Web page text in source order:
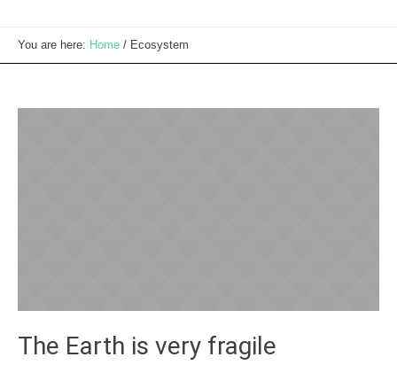
You are here: Home / Ecosystem
The Earth is very fragile